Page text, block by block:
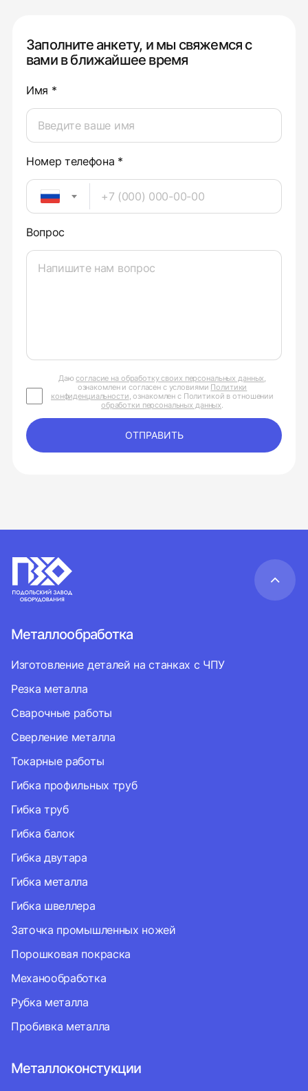
Заполните анкету, и мы свяжемся с
вами в ближайшее время
Имя *
Номер телефона *
Вопрос
Даюсогласие на обработку своих персональных данных,
ознакомлен и согласен с условиями Политики
конфиденциальности, ознакомлен с Политикой в отношении
обработки персональных данных.
ОТПРАВИТЬ
Металлообработка
Изготовление деталей на станках с ЧПУ
Резка металла
Сварочные работы
Сверление металла
Токарные работы
Гибка профильных труб
Гибка труб
Гибка балок
Гибка двутара
Гибка металла
Гибка швеллера
Заточка промышленных ножей
Порошковая покраска
Механообработка
Рубка металла
Пробивка металла
Металлоконстукции